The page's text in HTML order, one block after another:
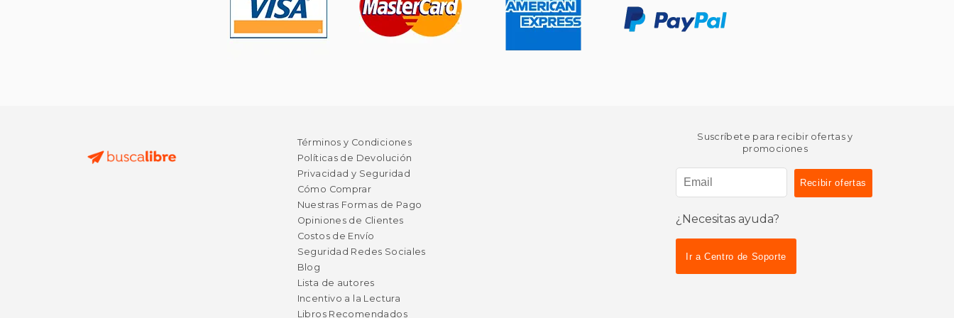
Términos y Condiciones
Políticas de Devolución
Privacidad y Seguridad
Cómo Comprar
Nuestras Formas de Pago
Opiniones de Clientes
Costos de Envío
Seguridad Redes Sociales
Blog
Lista de autores
Incentivo a la Lectura
Libros Recomendados
Suscríbete para recibir ofertas y
promociones
¿Necesitas ayuda?
Ir a Centro de Soporte